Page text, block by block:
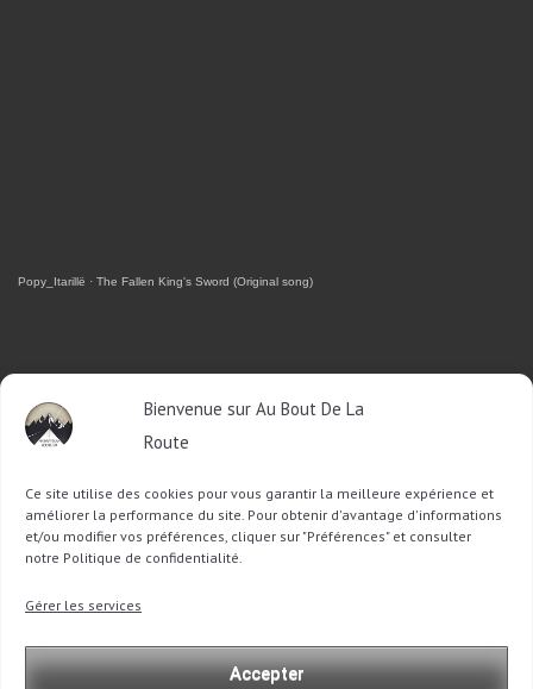
Bienvenue sur Au Bout De La
Route
Ce site utilise des cookies pour vous garantir la meilleure expérience et
améliorer la performance du site. Pour obtenir d'avantage d'informations
et/ou modifier vos préférences, cliquer sur "Préférences" et consulter
notre Politique de confidentialité.
Gérer les services
Accepter
Popy_Itarillë · The Fallen King's Sword (Original song)
RETROUVEZ-MOI SUR FACEBOOK
OU SUR TWITTER
Follow @Sophie_ABDLRTweet to @Sophie_ABDLR
: